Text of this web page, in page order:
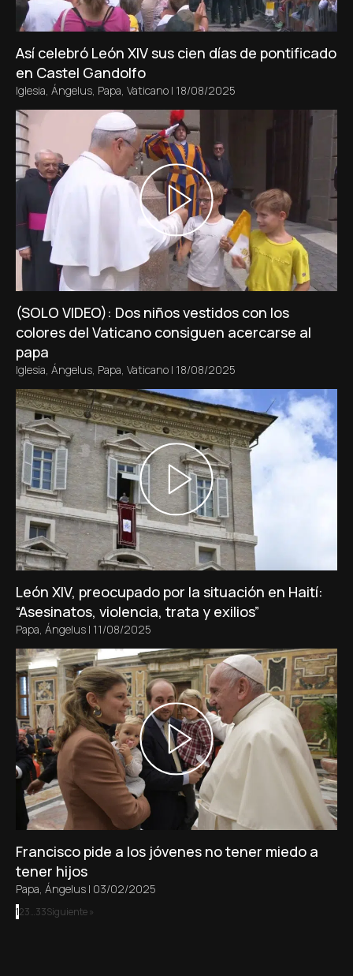
Así celebró León XIV sus cien días de pontificado
en Castel Gandolfo
Iglesia, Ángelus, Papa, Vaticano | 18/08/2025
(SOLO VIDEO): Dos niños vestidos con los
colores del Vaticano consiguen acercarse al
papa
Iglesia, Ángelus, Papa, Vaticano | 18/08/2025
León XIV, preocupado por la situación en Haití:
“Asesinatos, violencia, trata y exilios”
Papa, Ángelus | 11/08/2025
Francisco pide a los jóvenes no tener miedo a
tener hijos
Papa, Ángelus | 03/02/2025
123…33Siguiente »